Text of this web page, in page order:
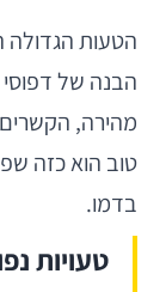
הטעות הגדולה
הבנה של
מהירה,
טוב הוא כזה
בדמו.
טעויות